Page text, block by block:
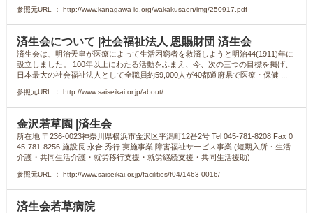
参照元URL ： http://www.kanagawa-id.org/wakakusaen/img/250917.pdf
済生会について |社会福祉法人 恩賜財団 済生会
済生会は、明治天皇が医療によって生活困窮者を救済しようと明治44(1911)年に
設立しました。 100年以上にわたる活動をふまえ、今、次の三つの目標を掲げ、
日本最大の社会福祉法人として全職員約59,000人が40都道府県で医療・保健 ...
参照元URL ： http://www.saiseikai.or.jp/about/
金沢若草園 |済生会
所在地 〒236-0023神奈川県横浜市金沢区平潟町12番2号 Tel 045-781-8208 Fax 0
45-781-8256 施設長 永合 秀行 実施事業 障害福祉サービス事業 (短期入所・生活
介護・共同生活介護・就労移行支援・就労継続支援・共同生活援助)
参照元URL ： http://www.saiseikai.or.jp/facilities/f04/1463-0016/
済生会若草病院